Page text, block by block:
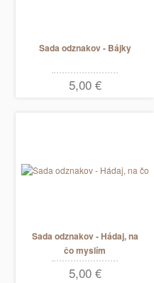
Sada odznakov - Bájky
5,00 €
Sada odznakov - Hádaj, na
čo myslím
5,00 €